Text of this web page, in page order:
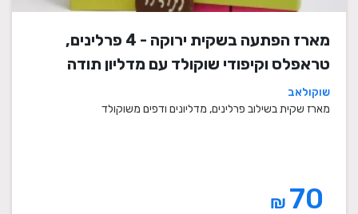
מארז הפתעה בשקית ירוקה - 4 פרלינים,
טראפלס וקיפודי שוקולד עם מדליון תודה
שוקולאב
מארז שקית בשילוב פרלינים, מדליונים ודפים משוקולד
₪